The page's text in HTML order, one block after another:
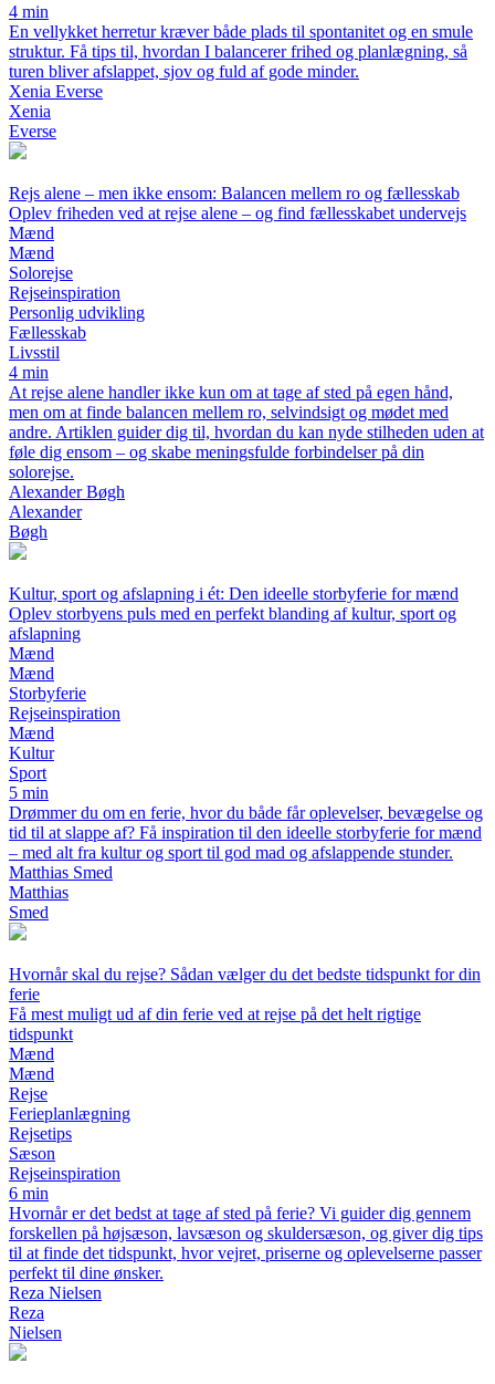
4 min
En vellykket herretur kræver både plads til spontanitet og en smule
struktur. Få tips til, hvordan I balancerer frihed og planlægning, så
turen bliver afslappet, sjov og fuld af gode minder.
Xenia Everse
Xenia
Everse
Rejs alene – men ikke ensom: Balancen mellem ro og fællesskab
Oplev friheden ved at rejse alene – og find fællesskabet undervejs
Mænd
Mænd
Solorejse
Rejseinspiration
Personlig udvikling
Fællesskab
Livsstil
4 min
At rejse alene handler ikke kun om at tage af sted på egen hånd,
men om at finde balancen mellem ro, selvindsigt og mødet med
andre. Artiklen guider dig til, hvordan du kan nyde stilheden uden at
føle dig ensom – og skabe meningsfulde forbindelser på din
solorejse.
Alexander Bøgh
Alexander
Bøgh
Kultur, sport og afslapning i ét: Den ideelle storbyferie for mænd
Oplev storbyens puls med en perfekt blanding af kultur, sport og
afslapning
Mænd
Mænd
Storbyferie
Rejseinspiration
Mænd
Kultur
Sport
5 min
Drømmer du om en ferie, hvor du både får oplevelser, bevægelse og
tid til at slappe af? Få inspiration til den ideelle storbyferie for mænd
– med alt fra kultur og sport til god mad og afslappende stunder.
Matthias Smed
Matthias
Smed
Hvornår skal du rejse? Sådan vælger du det bedste tidspunkt for din
ferie
Få mest muligt ud af din ferie ved at rejse på det helt rigtige
tidspunkt
Mænd
Mænd
Rejse
Ferieplanlægning
Rejsetips
Sæson
Rejseinspiration
6 min
Hvornår er det bedst at tage af sted på ferie? Vi guider dig gennem
forskellen på højsæson, lavsæson og skuldersæson, og giver dig tips
til at finde det tidspunkt, hvor vejret, priserne og oplevelserne passer
perfekt til dine ønsker.
Reza Nielsen
Reza
Nielsen